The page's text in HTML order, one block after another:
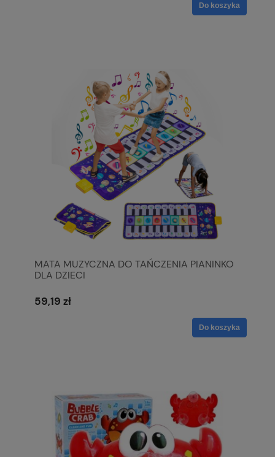
Do koszyka
MATA MUZYCZNA DO TAŃCZENIA PIANINKO
DLA DZIECI
59,19 zł
Do koszyka